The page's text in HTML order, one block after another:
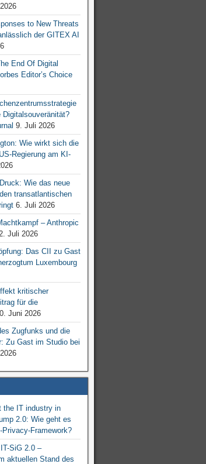
to New Threats
der GITEX AI
End Of Digital
Editor’s Choice
Digitalsouveränität?
9. Juli 2026
Wie wirkt sich die
Regierung am KI-
Wie das neue
transatlantischen
6. Juli 2026
– Anthropic
Juli 2026
Das CII zu Gast
Luxembourg
kritischer
für die
Juni 2026
Zugfunks und die
Zu Gast im Studio bei
the IT industry in
2.0: Wie geht es
Framework?
SiG 2.0 –
aktuellen Stand des